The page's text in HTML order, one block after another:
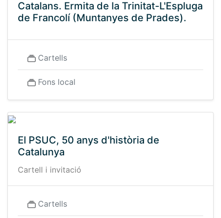
Catalans. Ermita de la Trinitat-L'Espluga
de Francolí (Muntanyes de Prades).
Cartells
Fons local
El PSUC, 50 anys d'història de
Catalunya
Cartell i invitació
Cartells